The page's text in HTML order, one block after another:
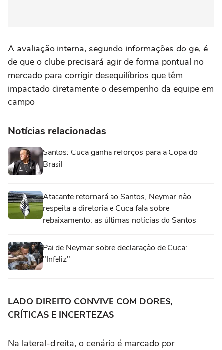
A avaliação interna, segundo informações do ge, é
de que o clube precisará agir de forma pontual no
mercado para corrigir desequilíbrios que têm
impactado diretamente o desempenho da equipe em
campo
Notícias relacionadas
Santos: Cuca ganha reforços para a Copa do
Brasil
Atacante retornará ao Santos, Neymar não
respeita a diretoria e Cuca fala sobre
rebaixamento: as últimas notícias do Santos
Pai de Neymar sobre declaração de Cuca:
"Infeliz"
LADO DIREITO CONVIVE COM DORES,
CRÍTICAS E INCERTEZAS
Na lateral-direita, o cenário é marcado por